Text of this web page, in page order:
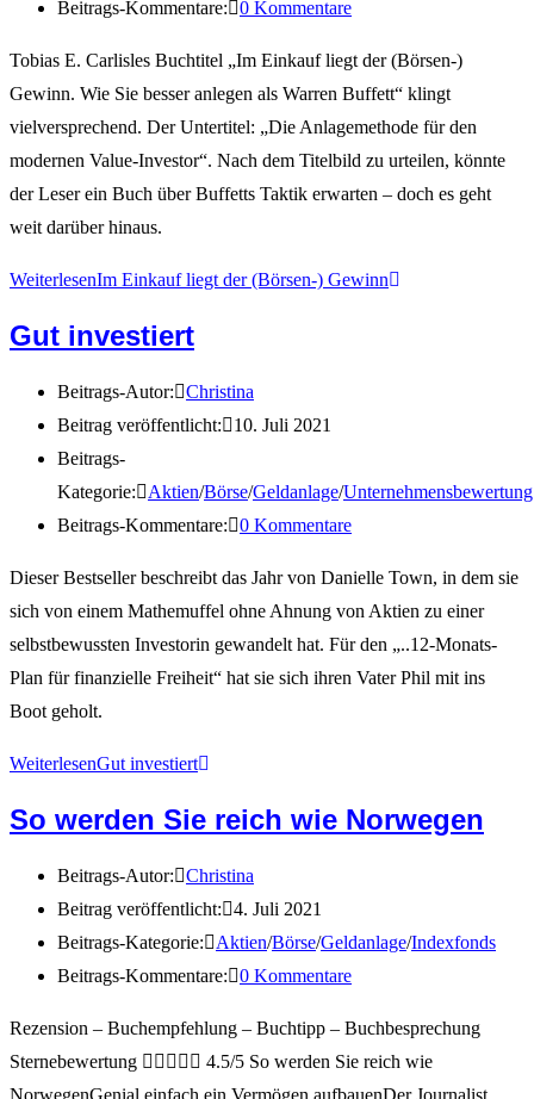
Beitrags-Kommentare: 0 Kommentare
Tobias E. Carlisles Buchtitel „Im Einkauf liegt der (Börsen-)
Gewinn. Wie Sie besser anlegen als Warren Buffett“ klingt
vielversprechend. Der Untertitel: „Die Anlagemethode für den
modernen Value-Investor“. Nach dem Titelbild zu urteilen, könnte
der Leser ein Buch über Buffetts Taktik erwarten – doch es geht
weit darüber hinaus.
WeiterlesenIm Einkauf liegt der (Börsen-) Gewinn
Gut investiert
Beitrags-Autor:
Christina
Beitrag veröffentlicht:
10. Juli 2021
Beitrags-
Kategorie:
Aktien/Börse/Geldanlage/Unternehmensbewertung
Beitrags-Kommentare:
0 Kommentare
Dieser Bestseller beschreibt das Jahr von Danielle Town, in dem sie
sich von einem Mathemuffel ohne Ahnung von Aktien zu einer
selbstbewussten Investorin gewandelt hat. Für den „..12-Monats-
Plan für finanzielle Freiheit“ hat sie sich ihren Vater Phil mit ins
Boot geholt.
WeiterlesenGut investiert
So werden Sie reich wie Norwegen
Beitrags-Autor:
Christina
Beitrag veröffentlicht:
4. Juli 2021
Beitrags-Kategorie:
Aktien/Börse/Geldanlage/Indexfonds
Beitrags-Kommentare:
0 Kommentare
Rezension – Buchempfehlung – Buchtipp – Buchbesprechung
Sternebewertung  4.5/5 So werden Sie reich wie
NorwegenGenial einfach ein Vermögen aufbauenDer Journalist